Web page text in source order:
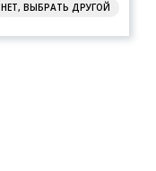
НЕТ, ВЫБРАТЬ ДРУГОЙ